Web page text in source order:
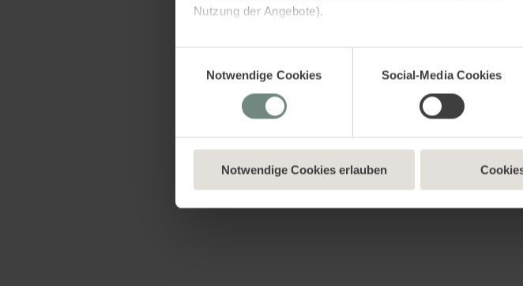
Nutzung der Angebote).
Dies dient verschiedenen Zwecken: Statistik Cookies
indem sie Informationen sammeln und sie anonymisiert
uns, dir personalisierte Werbung anzuzeigen. Social-
Netzwerken aufzubauen, um Inhalte und Werbung
aller Cookies einverstanden bist. Über „Details anzeigen“
Notwendige Cookies
Social-Media Cookies
Notwendige Cookies erlauben